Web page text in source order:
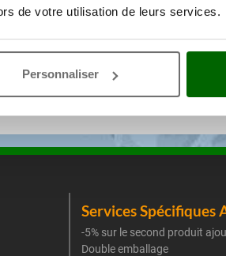
de votre utilisation de leurs services.
Personnaliser
Services Spécifiques
-5% sur le second produit
Double emballage